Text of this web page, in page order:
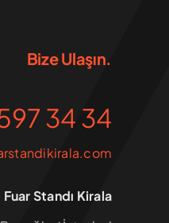
Bize Ulaşın.
34 34
Fuar Standı Kirala